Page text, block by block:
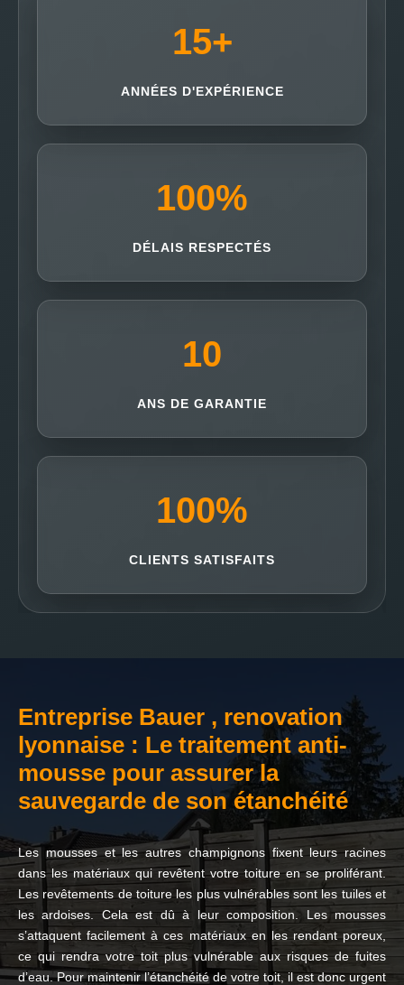
15+
ANNÉES D'EXPÉRIENCE
100%
DÉLAIS RESPECTÉS
10
ANS DE GARANTIE
100%
CLIENTS SATISFAITS
Entreprise Bauer , renovation
lyonnaise : Le traitement anti-
mousse pour assurer la
sauvegarde de son étanchéité
Les mousses et les autres champignons fixent leurs racines
dans les matériaux qui revêtent votre toiture en se proliférant.
Les revêtements de toiture les plus vulnérables sont les tuiles et
les ardoises. Cela est dû à leur composition. Les mousses
s’attaquent facilement à ces matériaux en les rendant poreux,
ce qui rendra votre toit plus vulnérable aux risques de fuites
d’eau. Pour maintenir l’étanchéité de votre toit, il est donc urgent